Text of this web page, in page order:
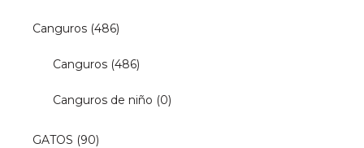
Canguros (486)
Canguros (486)
Canguros de niño (0)
GATOS (90)